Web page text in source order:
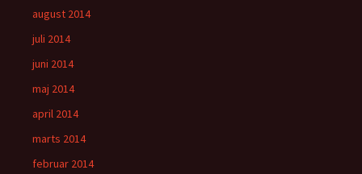
august 2014
juli 2014
juni 2014
maj 2014
april 2014
marts 2014
februar 2014